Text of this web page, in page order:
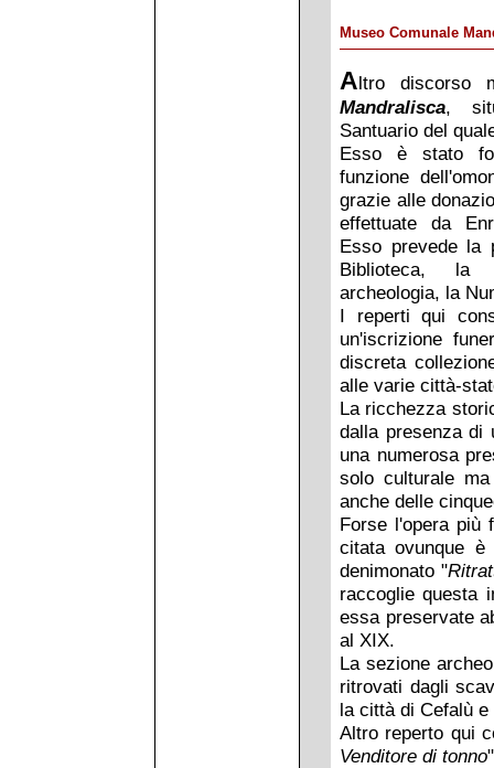
Museo Comunale
Altro discorso
Mandralisca,
Santuario del
Esso è stato
funzione
grazie alle
effettuate da
Esso prevede la
Biblioteca, la
archeologia, la
I reperti qui
un'iscrizione
discreta
alle varie città-
La ricchezza
dalla presenza di
una numerosa
solo culturale
anche delle
Forse l'opera più
citata ovunque
denimonato "
raccoglie questa
essa preservate
al XIX.
La sezione
ritrovati dagli
la città di Cefalù
Altro reperto qui
Venditore di tonno